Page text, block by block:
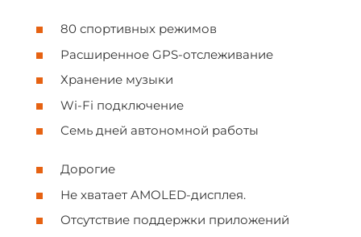
80 спортивных режимов
Расширенное GPS-отслеживание
Хранение музыки
Wi-Fi подключение
Семь дней автономной работы
Дорогие
Не хватает AMOLED-дисплея.
Отсутствие поддержки приложений